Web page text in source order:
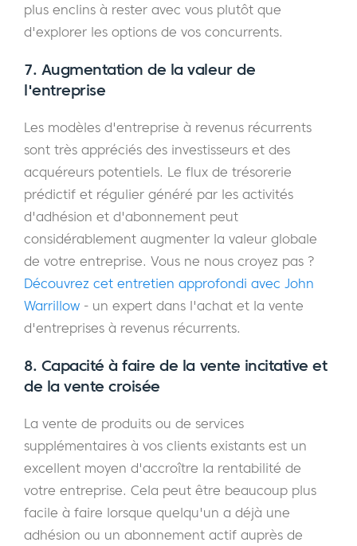
plus enclins à rester avec vous plutôt que
d'explorer les options de vos concurrents.
7. Augmentation de la valeur de
l'entreprise
Les modèles d'entreprise à revenus récurrents
sont très appréciés des investisseurs et des
acquéreurs potentiels. Le flux de trésorerie
prédictif et régulier généré par les activités
d'adhésion et d'abonnement peut
considérablement augmenter la valeur globale
de votre entreprise. Vous ne nous croyez pas ?
Découvrez cet entretien approfondi avec John
Warrillow - un expert dans l'achat et la vente
d'entreprises à revenus récurrents.
8. Capacité à faire de la vente incitative et
de la vente croisée
La vente de produits ou de services
supplémentaires à vos clients existants est un
excellent moyen d'accroître la rentabilité de
votre entreprise. Cela peut être beaucoup plus
facile à faire lorsque quelqu'un a déjà une
adhésion ou un abonnement actif auprès de